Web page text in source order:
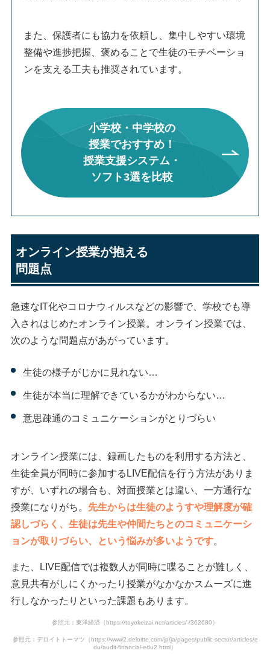
また、保護者にも協力を依頼し、集中しやすい環境
整備や進捗把握、褒めることで生徒のモチベーショ
ンを支える工夫も推奨されています。
小学校・中学校の
授業でおすすめ！
授業支援システム・
ソフト3選を比較
オンライン授業が抱える
問題点
急速なIT化やコロナウィルスなどの影響で、学校でも導
入されはじめたオンライン授業。オンライン授業では、
次のような問題点があがっています。
生徒の様子がじかに見れない…
生徒が本当に理解できているかがわからない…
意思疎通のコミュニケーションがとりづらい
オンライン授業には、録画したものを利用する方法と、
生徒全員が同時に参加するLIVE配信を行う方法がありま
すが、いずれの場合も、対面授業とは違い、一方通行な
授業になりがち。 先生からは生徒のようすや理解度が確
認しづらく、生徒は先生や仲間たちとのコミュニケーシ
ョンが取りづらい、という悩みが多いようです。
また、LIVE配信では複数人が同時に喋ることが難しく、
意見共有がしにくかったり授業がなかなかスムーズに進
行しなかったりといった課題もあります。
参照元：東洋経済（https://toyokeizai.net/articles/-/362680）
参照元：デロイトトーマツ（https://www2.deloitte.com/jp/ja/pages/public-sector/articles/e
du/audit-financial-edu2.html）